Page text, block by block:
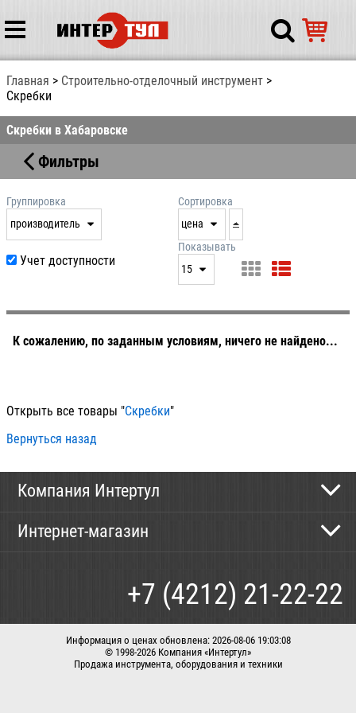
Главная
Строительно-отделочный инструмент
Скребки
Скребки в Хабаровске
Фильтры
Группировка
производитель
производитель
Сортировка
цена
дата
цена
артикул
Учет доступности
Показывать
15
25
50
К сожалению, по заданным условиям, ничего не найдено...
Открыть все товары "Скребки"
Вернуться назад
Компания Интертул
Новости
Интернет-магазин
Доставка
+7 (4212) 21-22-22
Информация о ценах обновлена: 2026-08-06 19:03:08
© 1998-2026 Компания «Интертул»
Продажа инструмента, оборудования и техники